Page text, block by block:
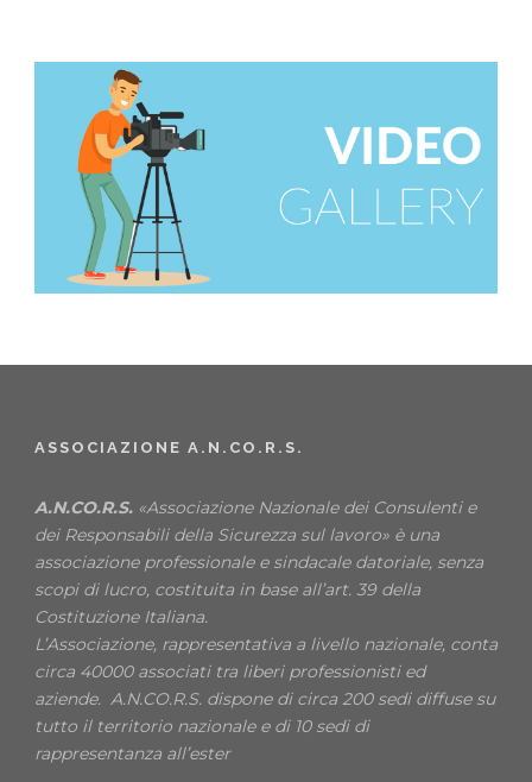
ASSOCIAZIONE A.N.CO.R.S.
A.N.CO.R.S. «Associazione Nazionale dei Consulenti e
dei Responsabili della Sicurezza sul lavoro» è una
associazione professionale e sindacale datoriale, senza
scopi di lucro, costituita in base all’art. 39 della
Costituzione Italiana.
L’Associazione, rappresentativa a livello nazionale, conta
circa 40000 associati tra liberi professionisti ed
aziende. A.N.CO.R.S. dispone di circa 200 sedi diffuse su
tutto il territorio nazionale e di 10 sedi di
rappresentanza all’ester